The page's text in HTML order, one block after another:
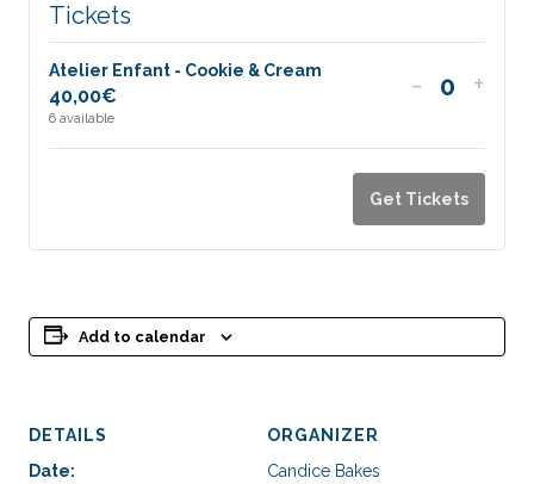
Tickets
Atelier Enfant - Cookie & Cream
40,00€
6 available
Decrease
quantity
for
Atelier
Enfant
Cookie
&
-
for
&
+
Get Tickets
Add to calendar
DETAILS
Date:
ORGANIZER
Candice Bakes